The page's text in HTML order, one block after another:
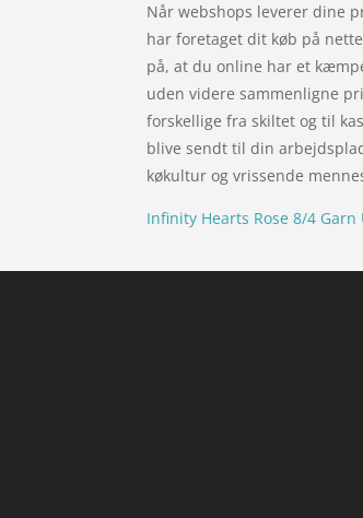
Når webshops leverer dine
har foretaget dit køb på
på, at du online har et
uden videre sammenligne
forskellige fra skiltet og til
blive sendt til din
køkultur og vrissende
Infinity Hearts Rose 8/4 Garn